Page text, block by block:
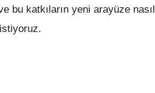
bu katkıların yeni arayüze nasıl